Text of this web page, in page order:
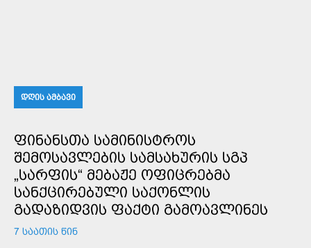
ᲓᲦᲘᲡ ᲐᲛᲑᲐᲕᲘ
ᲤᲘᲜᲐᲜᲡᲗᲐ ᲡᲐᲛᲘᲜᲘᲡᲢᲠᲝᲡ
ᲨᲔᲛᲝᲡᲐᲕᲚᲔᲑᲘᲡ ᲡᲐᲛᲡᲐᲮᲣᲠᲘᲡ ᲡᲒᲞ
„ᲡᲐᲠᲤᲘᲡ“ ᲛᲔᲑᲐᲟᲔ ᲝᲤᲘᲪᲠᲔᲑᲛᲐ
ᲡᲐᲜᲥᲪᲘᲠᲔᲑᲣᲚᲘ ᲡᲐᲥᲝᲜᲚᲘᲡ
ᲒᲐᲓᲐᲖᲘᲓᲕᲘᲡ ᲤᲐᲥᲢᲘ ᲒᲐᲛᲝᲐᲕᲚᲘᲜᲔᲡ
7 ᲡᲐᲐᲗᲘᲡ ᲬᲘᲜ